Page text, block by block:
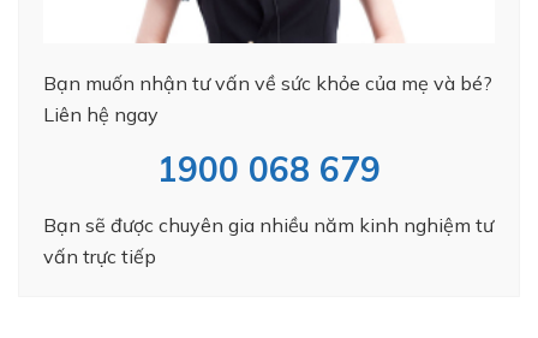
Bạn muốn nhận tư vấn về sức khỏe của mẹ và bé?
Liên hệ ngay
1900 068 679
Bạn sẽ được chuyên gia nhiều năm kinh nghiệm tư
vấn trực tiếp